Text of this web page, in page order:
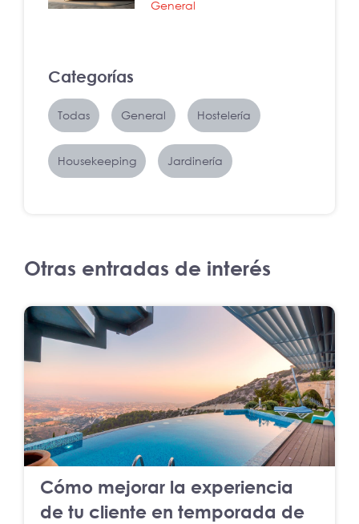
General
Categorías
Todas General Hostelería
Housekeeping Jardinería
Otras entradas de interés
Cómo mejorar la experiencia
de tu cliente en temporada de